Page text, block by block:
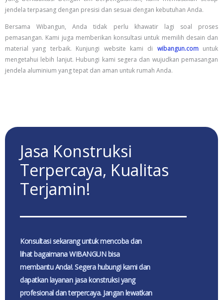
jendela terpasang dengan presisi dan sesuai dengan kebutuhan Anda.
Bersama Wibangun, Anda tidak perlu khawatir lagi soal proses
pemasangan. Kami juga memberikan konsultasi untuk memilih desain dan
material yang terbaik. Kunjungi website kami di wibangun.comuntuk
mengetahui lebih lanjut. Hubungi kami segera dan wujudkan pemasangan
jendela aluminium yang tepat dan aman untuk rumah Anda.
Jasa Konstruksi
Terpercaya, Kualitas
Terjamin!
Konsultasi sekarang untuk mencoba dan
lihat bagaimana WIBANGUN bisa
membantu Anda!. Segera hubungi kami dan
dapatkan layanan jasa konstruksi yang
profesional dan terpercaya. Jangan lewatkan